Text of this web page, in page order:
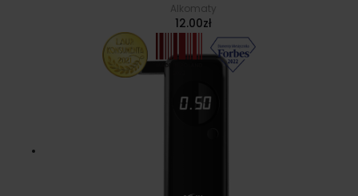
Alkomaty
12.00zł